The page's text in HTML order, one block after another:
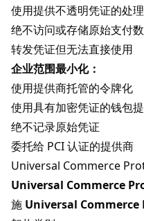
使用提供不透明凭证的处
绝不访问或存储原始支付
转发凭证但无法直接使用
企业范围最小化：
使用提供商托管的令牌化
使用具有加密凭证的钱包
绝不记录原始凭证
委托给 PCI 认证的提供商
Universal Commerce
Universal Commerce
施 Universal Commerce